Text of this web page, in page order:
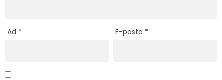
Ad * E-posta *